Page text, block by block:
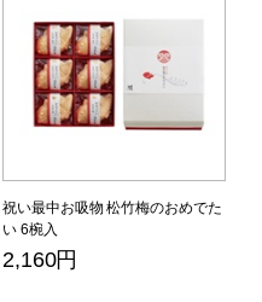
祝い最中お吸物 松竹梅のおめでた
い 6椀入
2,160円